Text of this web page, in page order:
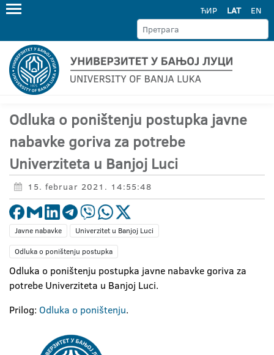
ЋИР LAT EN
Odluka o poništenju postupka javne
nabavke goriva za potrebe
Univerziteta u Banjoj Luci
15. februar 2021. 14:55:48
Javne nabavke
Univerzitet u Banjoj Luci
Odluka o poništenju postupka
Odluka o poništenju postupka javne nabavke goriva za
potrebe Univerziteta u Banjoj Luci.
Prilog: Odluka o poništenju.